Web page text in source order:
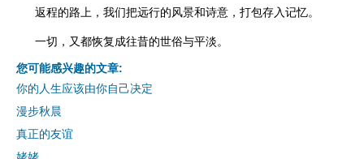
返程的路上，我们把远行的风景和诗意，打包存入记忆。
一切，又都恢复成往昔的世俗与平淡。
您可能感兴趣的文章:
你的人生应该由你自己决定
漫步秋晨
真正的友谊